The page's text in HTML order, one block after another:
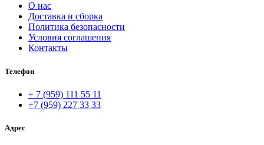
О нас
Доставка и сборка
Политика безопасности
Условия соглашения
Контакты
Телефон
+ 7 (959) 111 55 11
+7 (959) 227 33 33
Адрес